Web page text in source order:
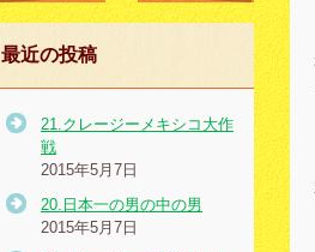
最近の投稿
21.クレージーメキシコ大作
戦
2015年5月7日
20.日本一の男の中の男
2015年5月7日